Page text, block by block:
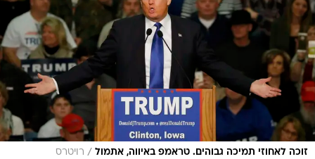
זוכה לאחוזי תמיכה גבוהים. טראמפ באיווה, אתמול / רויטרס